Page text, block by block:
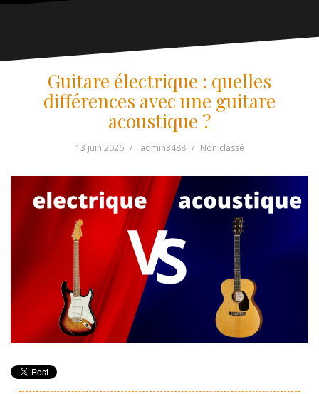
Guitare électrique : quelles
différences avec une guitare
acoustique ?
13 juin 2026 admin3488 Non classé